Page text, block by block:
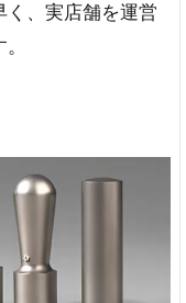
く、実店舗を運営